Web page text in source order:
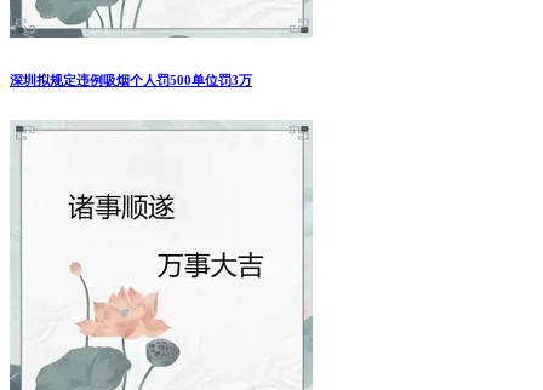
深圳拟规定违例吸烟个人罚500单位罚3万